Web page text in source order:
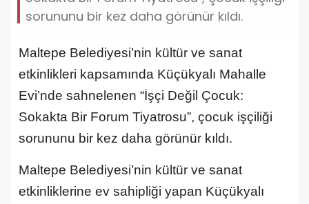
sorununu bir kez daha görünür kıldı.
Maltepe Belediyesi’nin kültür ve sanat
etkinlikleri kapsamında Küçükyalı Mahalle
Evi’nde sahnelenen “İşçi Değil Çocuk:
Sokakta Bir Forum Tiyatrosu”, çocuk işçiliği
sorununu bir kez daha görünür kıldı.
Maltepe Belediyesi’nin kültür ve sanat
etkinliklerine ev sahipliği yapan Küçükyalı